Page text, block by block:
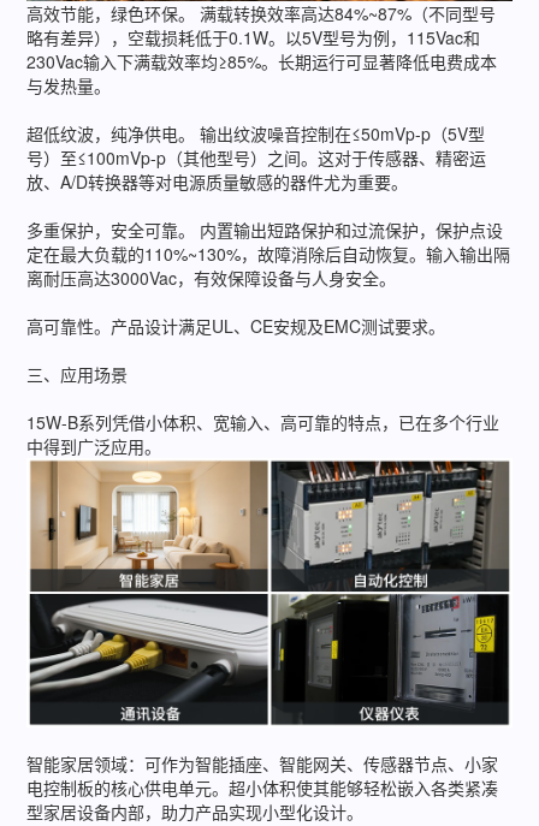
高效节能，绿色环保。 满载转换效率高达84%~87%（不同型号
略有差异），空载损耗低于0.1W。以5V型号为例，115Vac和
230Vac输入下满载效率均≥85%。长期运行可显著降低电费成本
与发热量。
超低纹波，纯净供电。 输出纹波噪音控制在≤50mVp-p（5V型
号）至≤100mVp-p（其他型号）之间。这对于传感器、精密运
放、A/D转换器等对电源质量敏感的器件尤为重要。
多重保护，安全可靠。 内置输出短路保护和过流保护，保护点设
定在最大负载的110%~130%，故障消除后自动恢复。输入输出隔
离耐压高达3000Vac，有效保障设备与人身安全。
高可靠性。产品设计满足UL、CE安规及EMC测试要求。
三、应用场景
15W-B系列凭借小体积、宽输入、高可靠的特点，已在多个行业
中得到广泛应用。
智能家居领域：可作为智能插座、智能网关、传感器节点、小家
电控制板的核心供电单元。超小体积使其能够轻松嵌入各类紧凑
型家居设备内部，助力产品实现小型化设计。